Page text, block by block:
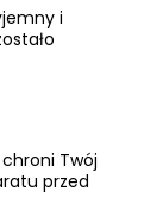
i
Twój
przed